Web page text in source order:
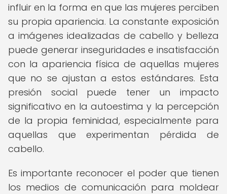
influir en la forma en que las mujeres perciben
su propia apariencia. La constante exposición
a imágenes idealizadas de cabello y belleza
puede generar inseguridades e insatisfacción
con la apariencia física de aquellas mujeres
que no se ajustan a estos estándares. Esta
presión social puede tener un impacto
significativo en la autoestima y la percepción
de la propia feminidad, especialmente para
aquellas que experimentan pérdida de
cabello.
Es importante reconocer el poder que tienen
los medios de comunicación para moldear